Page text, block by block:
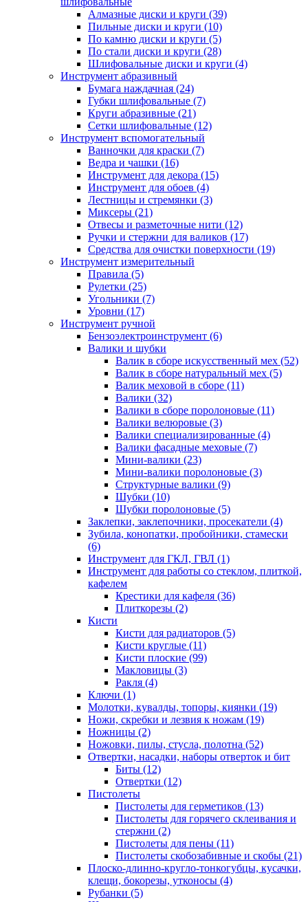
Алмазные диски и круги (39)
Пильные диски и круги (10)
По камню диски и круги (5)
По стали диски и круги (28)
Шлифовальные диски и круги (4)
Инструмент абразивный
Бумага наждачная (24)
Губки шлифовальные (7)
Круги абразивные (21)
Сетки шлифовальные (12)
Инструмент вспомогательный
Ванночки для краски (7)
Ведра и чашки (16)
Инструмент для декора (15)
Инструмент для обоев (4)
Лестницы и стремянки (3)
Миксеры (21)
Отвесы и разметочные нити (12)
Ручки и стержни для валиков (17)
Средства для очистки поверхности (19)
Инструмент измерительный
Правила (5)
Рулетки (25)
Угольники (7)
Уровни (17)
Инструмент ручной
Бензоэлектроинструмент (6)
Валики и шубки
Валик в сборе искусственный мех (52)
Валик в сборе натуральный мех (5)
Валик меховой в сборе (11)
Валики (32)
Валики в сборе поролоновые (11)
Валики велюровые (3)
Валики специализированные (4)
Валики фасадные меховые (7)
Мини-валики (23)
Мини-валики поролоновые (3)
Структурные валики (9)
Шубки (10)
Шубки поролоновые (5)
Заклепки, заклепочники, просекатели (4)
Зубила, конопатки, пробойники, стамески
(6)
Инструмент для ГКЛ, ГВЛ (1)
Инструмент для работы со стеклом, плиткой,
кафелем
Крестики для кафеля (36)
Плиткорезы (2)
Кисти
Кисти для радиаторов (5)
Кисти круглые (11)
Кисти плоские (99)
Макловицы (3)
Ракля (4)
Ключи (1)
Молотки, кувалды, топоры, киянки (19)
Ножи, скребки и лезвия к ножам (19)
Ножницы (2)
Ножовки, пилы, стусла, полотна (52)
Отвертки, насадки, наборы отверток и бит
Биты (12)
Отвертки (12)
Пистолеты
Пистолеты для герметиков (13)
Пистолеты для горячего склеивания и
стержни (2)
Пистолеты для пены (11)
Пистолеты скобозабивные и скобы (21)
Плоско-длинно-кругло-тонкогубцы, кусачки,
клещи, бокорезы, утконосы (4)
Рубанки (5)